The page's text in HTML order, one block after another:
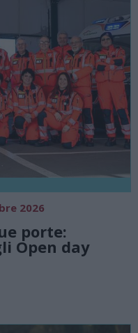
2026
porte:
Open day